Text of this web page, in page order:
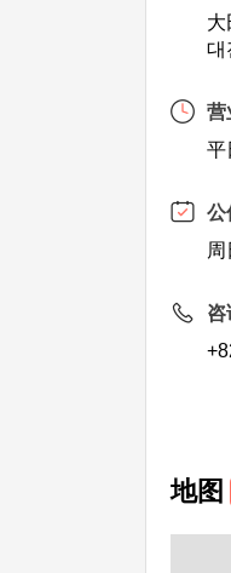
大
대
营
平
公
周
咨
地图